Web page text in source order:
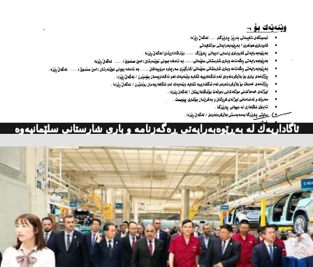
ئاگاداریه‌ك له‌ به‌ڕێوه‌به‌رایه‌تی ڕه‌گه‌زنامه‌ و باری شارستانی سلێمانیه‌وه‌